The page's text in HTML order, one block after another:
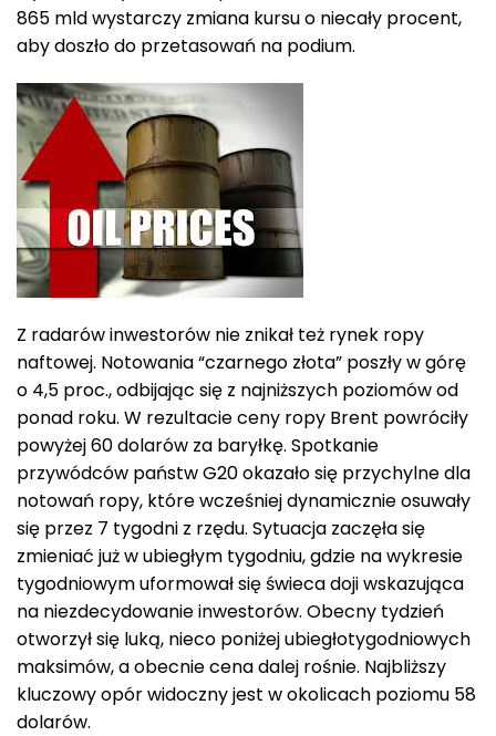
865 mld wystarczy zmiana kursu o niecały procent,
aby doszło do przetasowań na podium.
Z radarów inwestorów nie znikał też rynek ropy
naftowej. Notowania “czarnego złota” poszły w górę
o 4,5 proc., odbijając się z najniższych poziomów od
ponad roku. W rezultacie ceny ropy Brent powróciły
powyżej 60 dolarów za baryłkę. Spotkanie
przywódców państw G20 okazało się przychylne dla
notowań ropy, które wcześniej dynamicznie osuwały
się przez 7 tygodni z rzędu. Sytuacja zaczęła się
zmieniać już w ubiegłym tygodniu, gdzie na wykresie
tygodniowym uformował się świeca doji wskazująca
na niezdecydowanie inwestorów. Obecny tydzień
otworzył się luką, nieco poniżej ubiegłotygodniowych
maksimów, a obecnie cena dalej rośnie. Najbliższy
kluczowy opór widoczny jest w okolicach poziomu 58
dolarów.